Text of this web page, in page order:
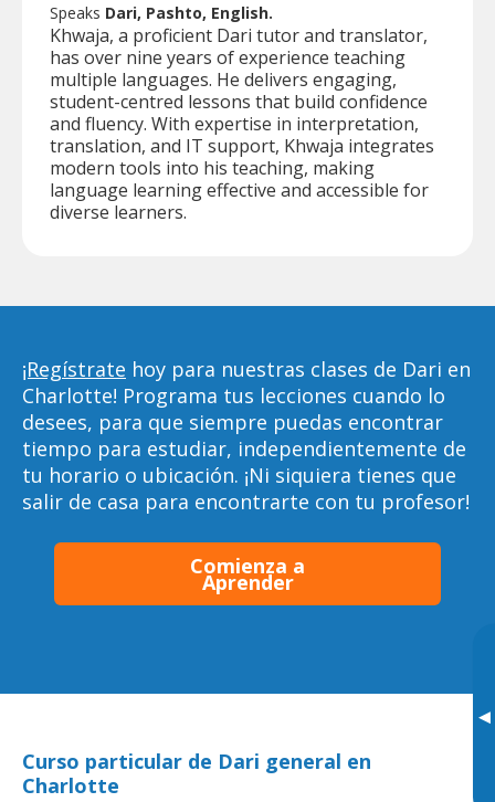
▸
Speaks Dari, Pashto, English.
Khwaja, a proficient Dari tutor and translator,
has over nine years of experience teaching
multiple languages. He delivers engaging,
student-centred lessons that build confidence
and fluency. With expertise in interpretation,
translation, and IT support, Khwaja integrates
modern tools into his teaching, making
language learning effective and accessible for
diverse learners.
¡Regístrate hoy para nuestras clases de Dari en
Charlotte! Programa tus lecciones cuando lo
desees, para que siempre puedas encontrar
tiempo para estudiar, independientemente de
tu horario o ubicación. ¡Ni siquiera tienes que
salir de casa para encontrarte con tu profesor!
Comienza a
Aprender
Curso particular de Dari general en
Charlotte